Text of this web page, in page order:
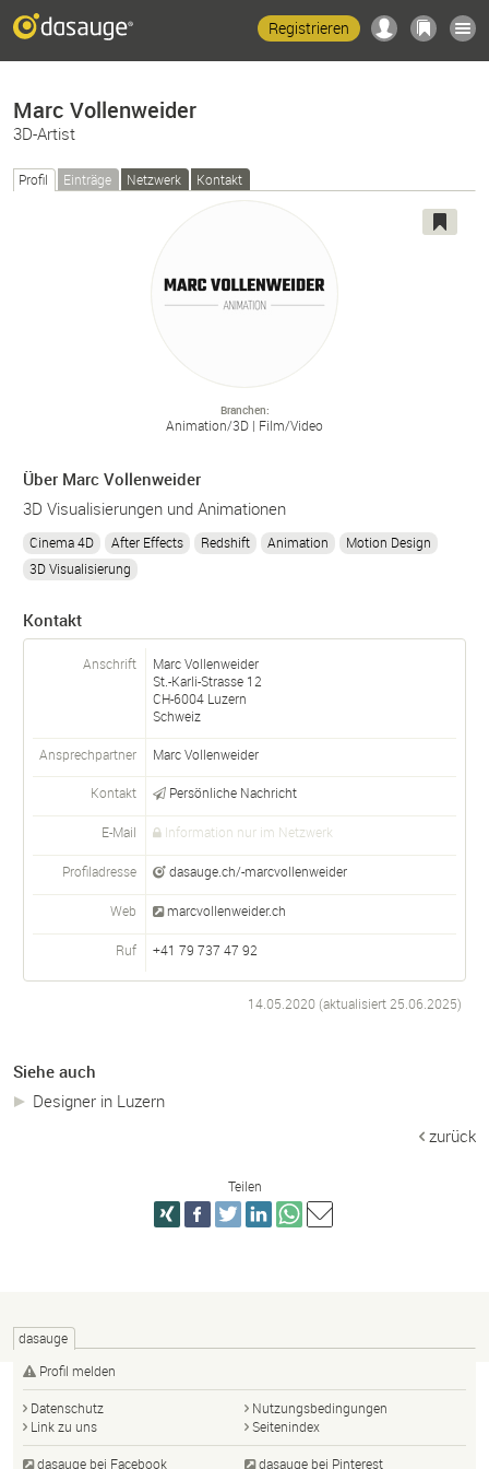
Registrieren
Marc Vollenweider
3D-Artist
Profil Einträge Netzwerk Kontakt
Branchen
Animation/3D Film/Video
Über Marc Vollenweider
3D Visualisierungen und Animationen
Cinema 4D After Effects Redshift Animation
Motion Design
3D Visualisierung
Kontakt
Anschrift
Marc Vollenweider
St.-Karli-Strasse 12
CH-6004 Luzern
Schweiz
Ansprechpartner MarcVollenweider
Kontakt Persönliche Nachricht
E-Mail Information nur im Netzwerk
Profiladresse dasauge.ch/-marcvollenweider
Web marcvollenweider.ch
Ruf +41 79 737 47 92
14.05.2020 (aktualisiert 25.06.2025)
Siehe auch
Designer in Luzern
zurück
Teilen
dasauge
Profil melden
Datenschutz
Nutzungsbedingungen
Link zu uns
Seitenindex
dasauge bei Facebook dasauge bei Pinterest